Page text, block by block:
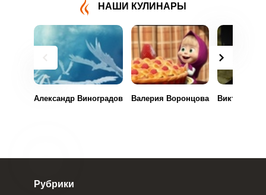
НАШИ КУЛИНАРЫ
Александр Виноградов Валерия Воронцова Виктория
Рубрики